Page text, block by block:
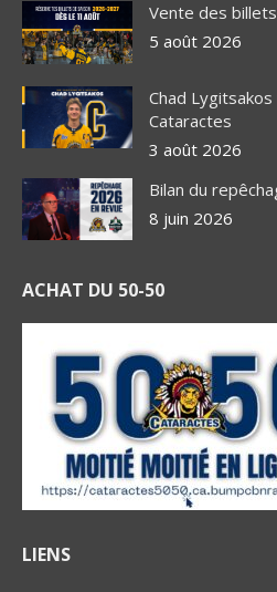
Vente des
5 août 2026
Chad
Cataractes
3 août 2026
Bilan du
8 juin 2026
ACHAT DU 50-50
LIENS